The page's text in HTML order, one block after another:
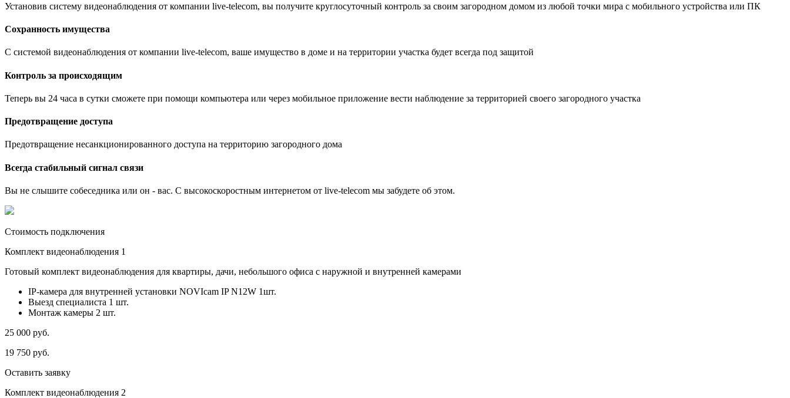
Установив систему видеонаблюдения от компании live-telecom, вы получите круглосуточный контроль за своим загородном домом из любой точки мира с мобильного устройства или ПК
Сохранность имущества
С системой видеонаблюдения от компании live-telecom, ваше имущество в доме и на территории участка будет всегда под защитой
Контроль за происходящим
Теперь вы 24 часа в сутки сможете при помощи компьютера или через мобильное приложение вести наблюдение за территорией своего загородного участка
Предотвращение доступа
Предотвращение несанкционированного доступа на территорию загородного дома
Всегда стабильный сигнал связи
Вы не слышите собеседника или он - вас. С высокоскоростным интернетом от live-telecom мы забудете об этом.
Стоимость подключения
Комплект видеонаблюдения 1
Готовый комплект видеонаблюдения для квартиры, дачи, небольшого офиса с наружной и внутренней камерами
IP-камера для внутренней установки NOVIcam IP N12W 1шт.
Выезд специалиста 1 шт.
Монтаж камеры 2 шт.
25 000 руб.
19 750 руб.
Оставить заявку
Комплект видеонаблюдения 2